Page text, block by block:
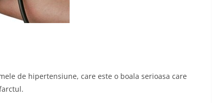
de hipertensiune, care este o boala serioasa care